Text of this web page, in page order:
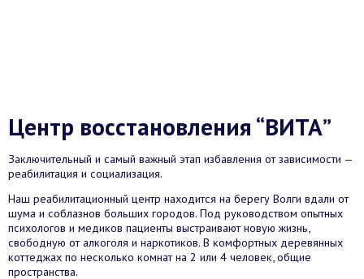
Центр восстановления “ВИТА”
Заключительный и самый важный этап избавления от зависимости —
реабилитация и социализация.
Наш реабилитационный центр находится на берегу Волги вдали от
шума и соблазнов больших городов. Под руководством опытных
психологов и медиков пациенты выстраивают новую жизнь,
свободную от алкоголя и наркотиков. В комфортных деревянных
коттеджах по несколько комнат на 2 или 4 человек, общие
пространства.